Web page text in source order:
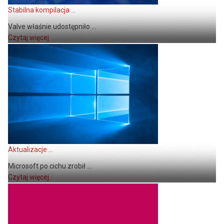
Stabilna kompilacja ...
Valve właśnie udostępniło ...
Czytaj więcej
Aktualizacje ...
Microsoft po cichu zrobił ...
Czytaj więcej